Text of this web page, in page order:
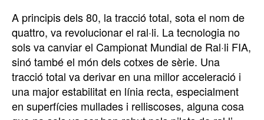
A principis dels 80, la tracció total, sota el nom de
quattro, va revolucionar el ral·li. La tecnologia no
sols va canviar el Campionat Mundial de Ral·li FIA,
sinó també el món dels cotxes de sèrie. Una
tracció total va derivar en una millor acceleració i
una major estabilitat en línia recta, especialment
en superfícies mullades i relliscoses, alguna cosa